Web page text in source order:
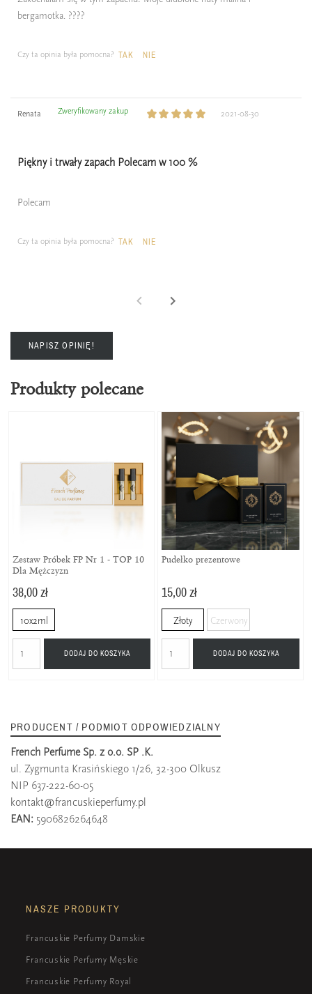
bergamotka. ????
Czy ta opinia była pomocna? TAK NIE
Renata Zweryfikowany zakup 2021-08-30
Piękny i trwały zapach Polecam w 100 %
Polecam
Czy ta opinia była pomocna? TAK NIE
NAPISZ OPINIĘ!
Produkty polecane
Zestaw Próbek FP Nr 1 - TOP 10
Dla Mężczyzn
38,00 zł
10x2ml
DODAJ DO KOSZYKA
Pudełko prezentowe
15,00 zł
Złoty Czerwony
DODAJ DO KOSZYKA
PRODUCENT / PODMIOT ODPOWIEDZIALNY
French Perfume Sp. z o.o. SP .K.
ul. Zygmunta Krasińskiego 1/26, 32-300 Olkusz
NIP 637-222-60-05
kontakt@francuskieperfumy.pl
EAN: 5906826264648
NASZE PRODUKTY
Francuskie Perfumy Damskie
Francuskie Perfumy Męskie
Francuskie Perfumy Royal